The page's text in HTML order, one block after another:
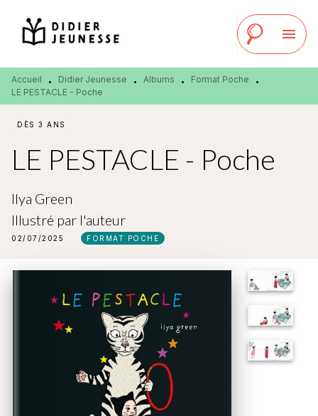
MENU RECHERCHE
PIED DE PAGE
menu
Accueil • Didier Jeunesse • Albums • Format Poche
•
LE PESTACLE - Poche
DÈS 3 ANS
LE PESTACLE - Poche
Ilya Green
Illustré par l'auteur
02/07/2025 FORMAT POCHE